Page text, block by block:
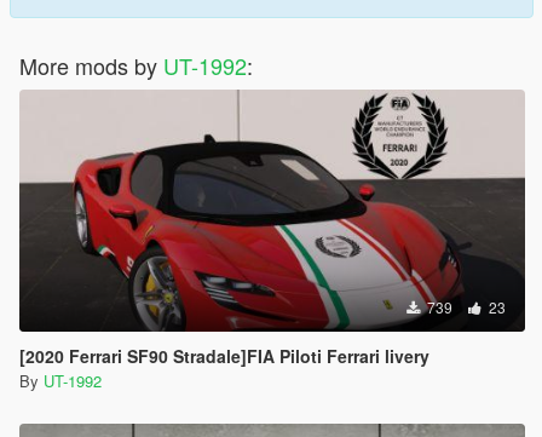
More mods by UT-1992:
739 23
[2020 Ferrari SF90 Stradale]FIA Piloti Ferrari livery
By UT-1992